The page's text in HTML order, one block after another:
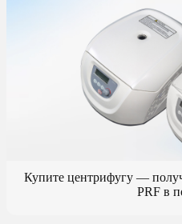
Купите центрифугу —
PRF в